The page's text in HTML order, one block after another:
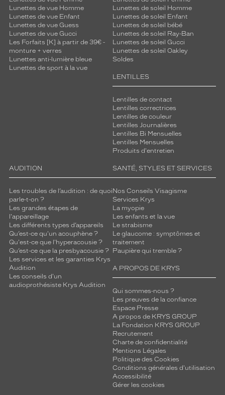
Lunettes de vue Homme
Lunettes de vue Enfant
Lunettes de vue Guess
Lunettes de vue Gucci
Les Forfaits [K] à partir de 39€ -
monture + verres
Lunettes anti-lumière bleue
Lunettes de sport à la vue
Lunettes de soleil Homme
Lunettes de soleil Enfant
Lunettes de soleil bébé
Lunettes de soleil Ray-Ban
Lunettes de soleil Gucci
Lunettes de soleil Oakley
Soldes
LENTILLES
Lentilles de contact
Lentilles correctrices
Lentilles de couleur
Lentilles Journalières
Lentilles Bi Mensuelles
Lentilles Mensuelles
Produits d'entretien
AUDITION
Les troubles de l’audition : de quoi
parle-t-on ?
Les grandes étapes de
l'appareillage
Les différents types d’appareils
Qu’est-ce qu'un acouphène ?
Qu'est-ce que l'hyperacousie ?
Qu’est-ce que la presbyacousie ?
Les services et les garanties Krys
Audition
Les conseils d'un
audioprothésiste Krys Audition
SANTÉ, STYLES ET SERVICES
Nos Conseils Visagisme
Services Krys
La myopie
Les enfants et la vue
Le strabisme
Le glaucome : symptômes et
traitement
Paupière qui tremble ?
A PROPOS DE KRYS
Qui sommes-nous ?
Les preuves de la confiance
Espace Presse
A propos de KRYS GROUP
La Fondation KRYS GROUP
Recrutement
Charte de confidentialité
Mentions Légales
Politique des Cookies
Conditions générales d'utilisation
Accessibilité
Gérer les cookies